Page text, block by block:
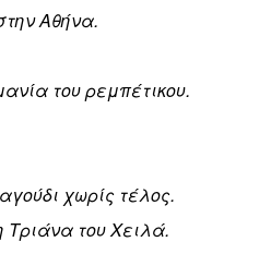
Αθήνα.
του ρεμπέτικου.
χωρίς τέλος.
Τριάνα του Χειλά.